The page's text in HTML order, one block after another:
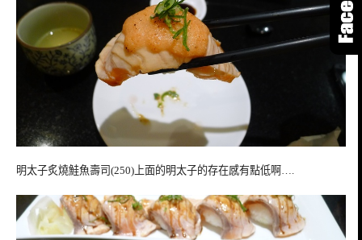
明太子炙燒鮭魚壽司(250)上面的明太子的存在感有點低啊….